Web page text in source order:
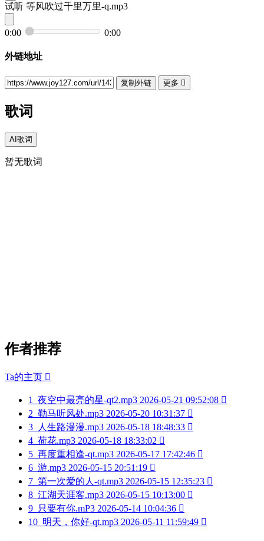
试听 等风吹过千里万里-q.mp3
0:00 0:00
外链地址
复制外链 更多 
歌词
AI歌词
暂无歌词
作者推荐
Ta的主页 
1 夜空中最亮的星-qt2.mp3 2026-05-21 09:52:08 
2 勒马听风处.mp3 2026-05-20 10:31:37 
3
人生路漫漫.mp3 2026-05-18 18:48:33 
4 荷花.mp3 2026-05-18 18:33:02 
5 再度重相逢-qt.mp3 2026-05-17 17:42:46 
6 游.mp3 2026-05-15 20:51:19 
7 第一次爱的人-qt.mp3 2026-05-15 12:35:23 
8 江湖天涯客.mp3 2026-05-15 10:13:00 
9 只要有你.mP3 2026-05-14 10:04:36 
10 明天，你好-qt.mp3 2026-05-11 11:59:49 